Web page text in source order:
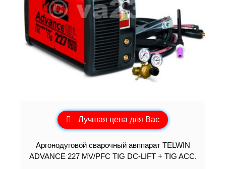
Лучшая цена для Вас
Аргонодуговой сварочный авппарат TELWIN
ADVANCE 227 MV/PFC TIG DC-LIFT + TIG ACC.